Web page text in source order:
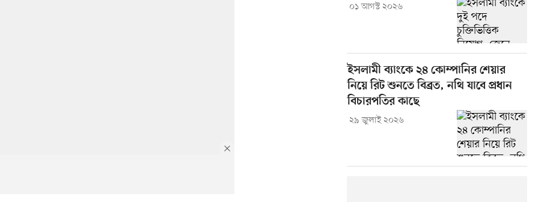
০১ আগস্ট ২০২৬
ইসলামী ব্যাংকে ২৪ কোম্পানির শেয়ার
নিয়ে রিট শুনতে বিব্রত, নথি যাবে প্রধান
বিচারপতির কাছে
২৯ জুলাই ২০২৬